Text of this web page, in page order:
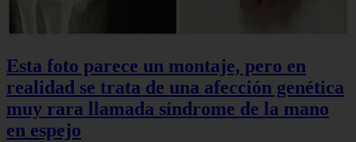
Esta foto parece un montaje, pero en
realidad se trata de una afección genética
muy rara llamada síndrome de la mano
en espejo